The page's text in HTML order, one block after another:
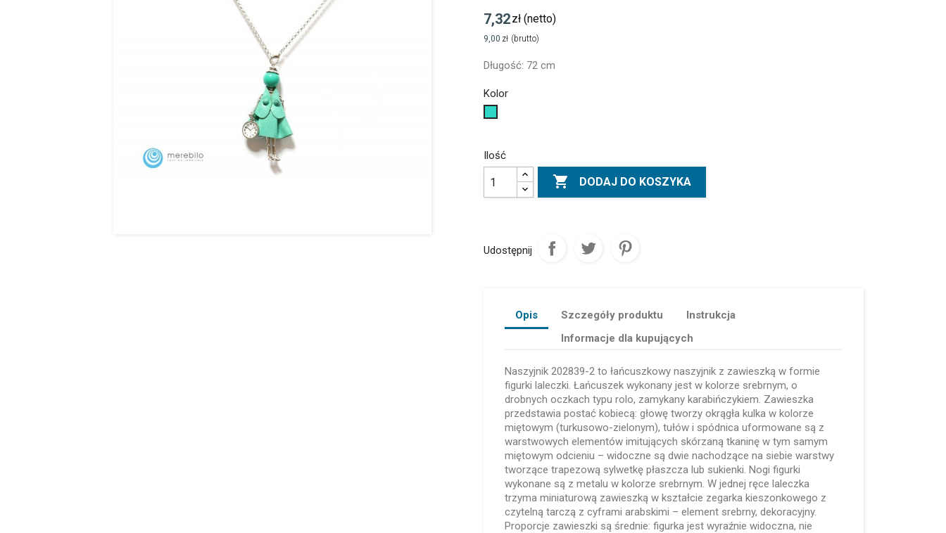
7,32zł (netto)
9,00 zł (brutto)
Długość: 72 cm
Kolor
Ilość
 DODAJ DO KOSZYKA
Udostępnij
Opis Szczegóły produktu
Instrukcja
Informacje dla kupujących
Naszyjnik 202839-2 to łańcuszkowy naszyjnik z zawieszką w formie
figurki laleczki. Łańcuszek wykonany jest w kolorze srebrnym, o
drobnych oczkach typu rolo, zamykany karabińczykiem. Zawieszka
przedstawia postać kobiecą: głowę tworzy okrągła kulka w kolorze
miętowym (turkusowo-zielonym), tułów i spódnica uformowane są z
warstwowych elementów imitujących skórzaną tkaninę w tym samym
miętowym odcieniu – widoczne są dwie nachodzące na siebie warstwy
tworzące trapezową sylwetkę płaszcza lub sukienki. Nogi figurki
wykonane są z metalu w kolorze srebrnym. W jednej ręce laleczka
trzyma miniaturową zawieszką w kształcie zegarka kieszonkowego z
czytelną tarczą z cyframi arabskimi – element srebrny, dekoracyjny.
Proporcje zawieszki są średnie: figurka jest wyraźnie widoczna, nie